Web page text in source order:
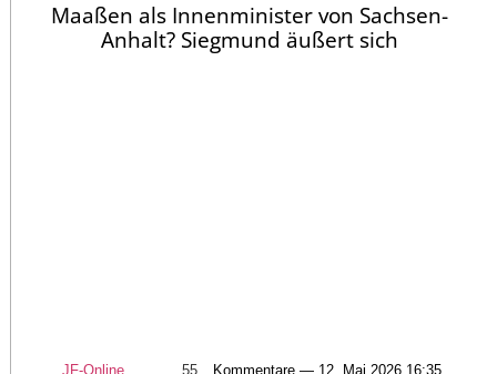
Maaßen als Innenminister von Sachsen-
Anhalt? Siegmund äußert sich
JF-Online 55 Kommentare — 12. Mai 2026 16:35